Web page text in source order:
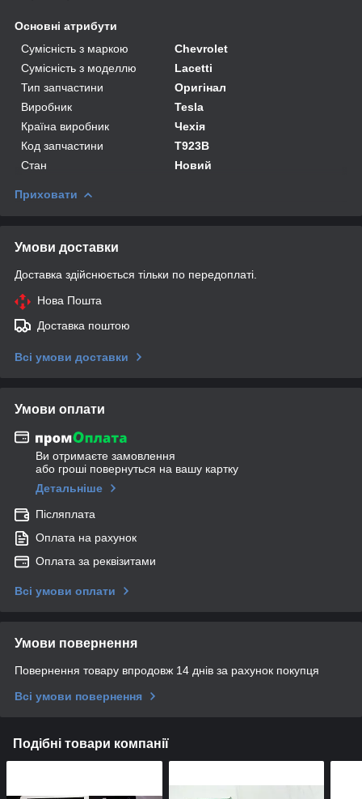
Основні атрибути
Сумісність з маркою
Chevrolet
Сумісність з моделлю
Lacetti
Тип запчастини
Оригінал
Виробник
Tesla
Країна виробник
Чехія
Код запчастини
T923B
Стан
Новий
Приховати
Умови доставки
Доставка здійснюється тільки по передоплаті.
Нова Пошта
Доставка поштою
Всі умови доставки
Умови оплати
Ви отримаєте замовлення
або гроші повернуться на вашу картку
Детальніше
Післяплата
Оплата на рахунок
Оплата за реквізитами
Всі умови оплати
Умови повернення
Повернення товару впродовж 14 днів за рахунок покупця
Всі умови повернення
Подібні товари компанії